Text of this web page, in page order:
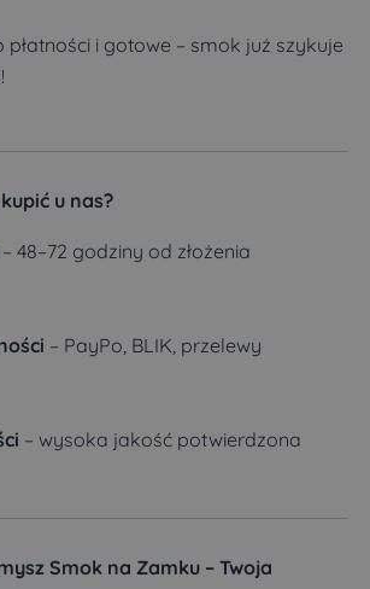
płatności i gotowe – smok już szykuje
u nas?
– 48–72 godziny od złożenia
– PayPo, BLIK, przelewy
– wysoka jakość potwierdzona
Smok na Zamku – Twoja